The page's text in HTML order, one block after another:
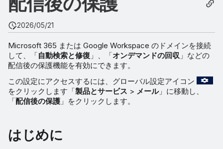
Italiano
日本語
Português
2026/05/21
Microsoft 365 または Google Workspace のドメインを接続
して、「自動検索と修復 」、「オンデマンドの回収 」などの
配信後の保護機能を有効にできます。
この設定にアクセスするには、グローバル設定アイコン
をクリックします「製品とサービス > メール」に移動し、
「配信後の保護 」をクリックします。
はじめに